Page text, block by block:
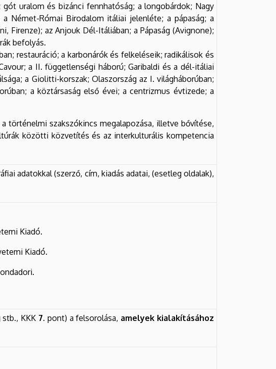
uralom és bizánci fennhatóság; a longobárdok; Nagy
Német-Római Birodalom itáliai jelenléte; a pápaság; a
Firenze); az Anjouk Dél-Itáliában; a Pápaság (Avignone);
befolyás.
restauráció; a karbonárók és felkeléseik; radikálisok és
a II. függetlenségi háború; Garibaldi és a dél-itáliai
a Giolitti-korszak; Olaszország az I. világháborúban;
a köztársaság első évei; a centrizmus évtizede; a
történelmi szakszókincs megalapozása, illetve bővítése,
közötti közvetítés és az interkulturális kompetencia
adatokkal (szerző, cím, kiadás adatai, (esetleg oldalak),
Kiadó.
Kiadó.
KKK 7. pont) a felsorolása, amelyek kialakításához